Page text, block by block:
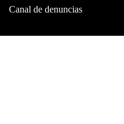
Canal de denuncias